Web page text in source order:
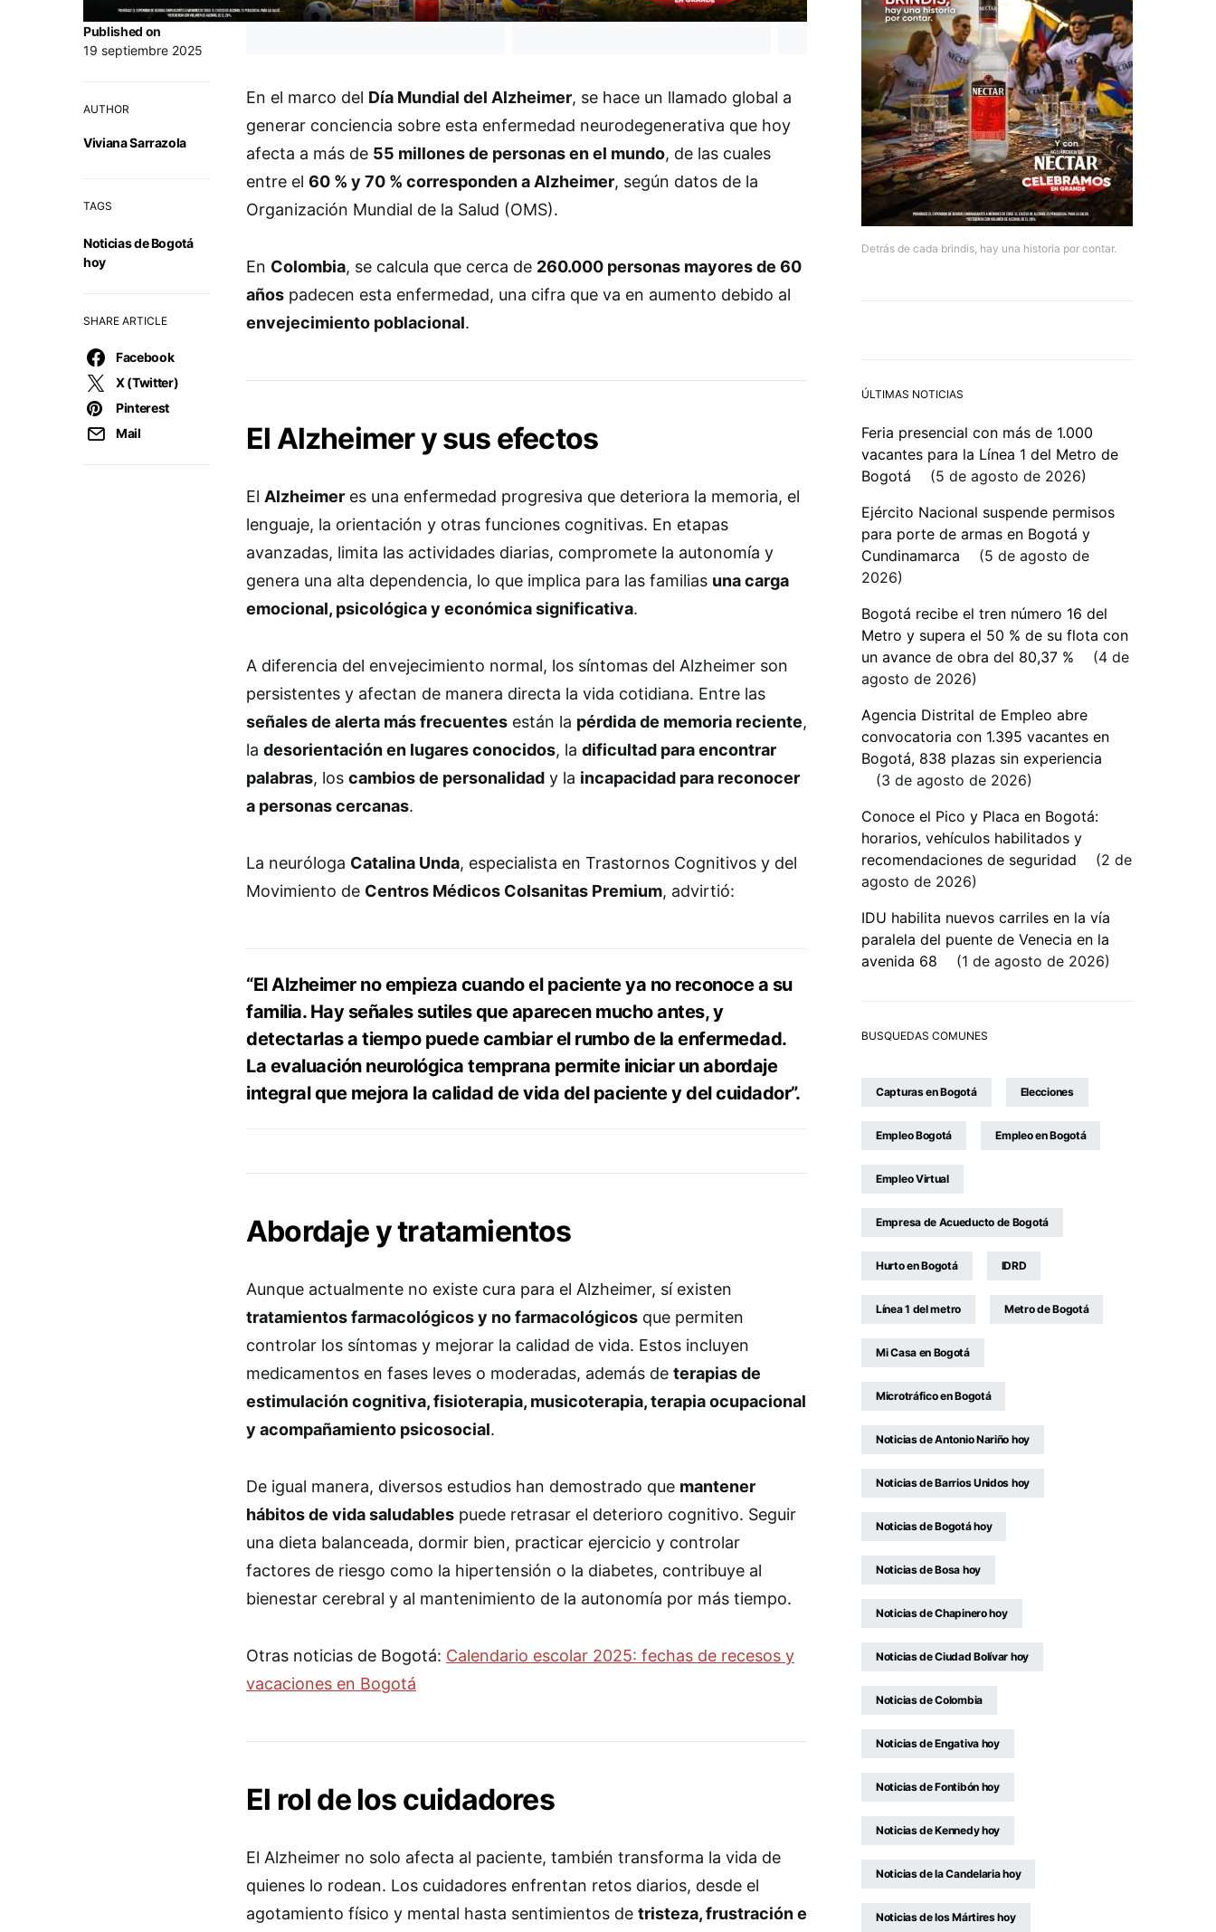
Published on
19 septiembre 2025
AUTHOR
Viviana Sarrazola
TAGS
Noticias de Bogotá
hoy
SHARE ARTICLE
Facebook
X (Twitter)
Pinterest
Mail
En el marco del Día Mundial del Alzheimer, se hace un llamado global a
generar conciencia sobre esta enfermedad neurodegenerativa que hoy
afecta a más de 55 millones de personas en el mundo, de las cuales
entre el 60 % y 70 % corresponden a Alzheimer, según datos de la
Organización Mundial de la Salud (OMS).
En Colombia, se calcula que cerca de 260.000 personas mayores de 60
años padecen esta enfermedad, una cifra que va en aumento debido al
envejecimiento poblacional.
El Alzheimer y sus efectos
El Alzheimer es una enfermedad progresiva que deteriora la memoria, el
lenguaje, la orientación y otras funciones cognitivas. En etapas
avanzadas, limita las actividades diarias, compromete la autonomía y
genera una alta dependencia, lo que implica para las familias una carga
emocional, psicológica y económica significativa.
A diferencia del envejecimiento normal, los síntomas del Alzheimer son
persistentes y afectan de manera directa la vida cotidiana. Entre las
señales de alerta más frecuentes están la pérdida de memoria reciente,
la desorientación en lugares conocidos, la dificultad para encontrar
palabras, los cambios de personalidad y la incapacidad para reconocer
a personas cercanas.
La neuróloga Catalina Unda, especialista en Trastornos Cognitivos y del
Movimiento de Centros Médicos Colsanitas Premium, advirtió:
“El Alzheimer no empieza cuando el paciente ya no reconoce a su
familia. Hay señales sutiles que aparecen mucho antes, y
detectarlas a tiempo puede cambiar el rumbo de la enfermedad.
La evaluación neurológica temprana permite iniciar un abordaje
integral que mejora la calidad de vida del paciente y del cuidador”.
Abordaje y tratamientos
Aunque actualmente no existe cura para el Alzheimer, sí existen
tratamientos farmacológicos y no farmacológicos que permiten
controlar los síntomas y mejorar la calidad de vida. Estos incluyen
medicamentos en fases leves o moderadas, además de terapias de
estimulación cognitiva, fisioterapia, musicoterapia, terapia ocupacional
y acompañamiento psicosocial.
De igual manera, diversos estudios han demostrado que mantener
hábitos de vida saludables puede retrasar el deterioro cognitivo. Seguir
una dieta balanceada, dormir bien, practicar ejercicio y controlar
factores de riesgo como la hipertensión o la diabetes, contribuye al
bienestar cerebral y al mantenimiento de la autonomía por más tiempo.
Otras noticias de Bogotá: Calendario escolar 2025: fechas de recesos y
vacaciones en Bogotá
El rol de los cuidadores
El Alzheimer no solo afecta al paciente, también transforma la vida de
quienes lo rodean. Los cuidadores enfrentan retos diarios, desde el
agotamiento físico y mental hasta sentimientos de tristeza, frustración e
Detrás de cada brindis, hay una historia por contar.
ÚLTIMAS NOTICIAS
Feria presencial con más de 1.000
vacantes para la Línea 1 del Metro de
Bogotá
5 de agosto de 2026
Ejército Nacional suspende permisos
para porte de armas en Bogotá y
Cundinamarca
5 de agosto de
2026
Bogotá recibe el tren número 16 del
Metro y supera el 50 % de su flota con
un avance de obra del 80,37 %
4 de
agosto de 2026
Agencia Distrital de Empleo abre
convocatoria con 1.395 vacantes en
Bogotá, 838 plazas sin experiencia
3 de agosto de 2026
Conoce el Pico y Placa en Bogotá:
horarios, vehículos habilitados y
recomendaciones de seguridad
2 de
agosto de 2026
IDU habilita nuevos carriles en la vía
paralela del puente de Venecia en la
avenida 68
1 de agosto de 2026
BUSQUEDAS COMUNES
Capturas en Bogotá Elecciones
Empleo Bogotá Empleo en Bogotá
Empleo Virtual
Empresa de Acueducto de Bogotá
Hurto en Bogotá IDRD
Línea 1 del metro Metro de Bogotá
Mi Casa en Bogotá
Microtráfico en Bogotá
Noticias de Antonio Nariño hoy
Noticias de Barrios Unidos hoy
Noticias de Bogotá hoy
Noticias de Bosa hoy
Noticias de Chapinero hoy
Noticias de Ciudad Bolívar hoy
Noticias de Colombia
Noticias de Engativa hoy
Noticias de Fontibón hoy
Noticias de Kennedy hoy
Noticias de la Candelaria hoy
Noticias de los Mártires hoy